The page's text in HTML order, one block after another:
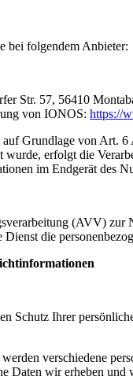
bei folgendem Anbieter:
Str. 57, 56410
von IONOS: https://
Grundlage von Art. 6
wurde, erfolgt die
im Endgerät des
(AVV) zur
Dienst die
Schutz Ihrer
verschiedene
Daten wir erheben